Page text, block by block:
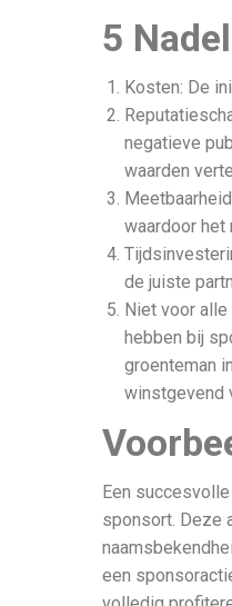
5
Kosten: De
negatieve
waarden
waardoor
de juiste
Niet voor alle
hebben bij
groenteman
winstgevend
Een
sponsort. Deze
een